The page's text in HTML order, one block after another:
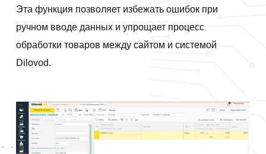
Эта функция позволяет избежать ошибок при
ручном вводе данных и упрощает процесс
обработки товаров между сайтом и системой
Dilovod.